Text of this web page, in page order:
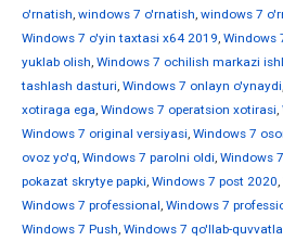
o'rnatish, windows 7 o'rnatish, windows 7
Windows 7 o'yin taxtasi x64 2019, Windows
yuklab olish, Windows 7 ochilish markazi
tashlash dasturi, Windows 7 onlayn o'ynaydi,
xotiraga ega, Windows 7 operatsion xotirasi,
Windows 7 original versiyasi, Windows 7
ovoz yo'q, Windows 7 parolni oldi, Windows
pokazat skrytye papki, Windows 7 post 2020,
Windows 7 professional, Windows 7
Windows 7 Push, Windows 7 qo'llab-